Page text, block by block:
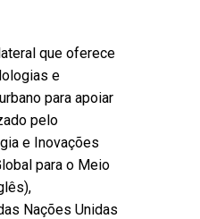
que oferece
e
para apoiar
pelo
e Inovações
para o Meio
Nações Unidas